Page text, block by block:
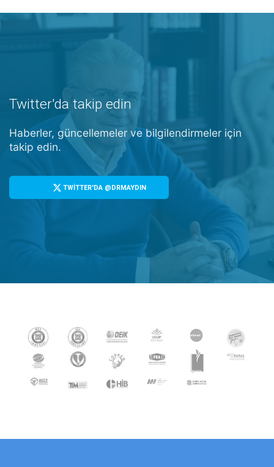
Twitter'da takip edin
Haberler, güncellemeler ve bilgilendirmeler için
takip edin.
TWİTTER'DA @DRMAYDIN